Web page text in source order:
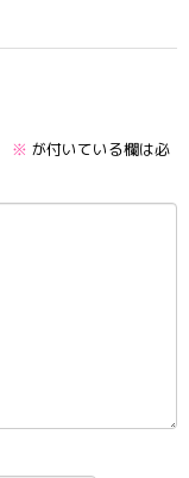
※ が付いている欄は必